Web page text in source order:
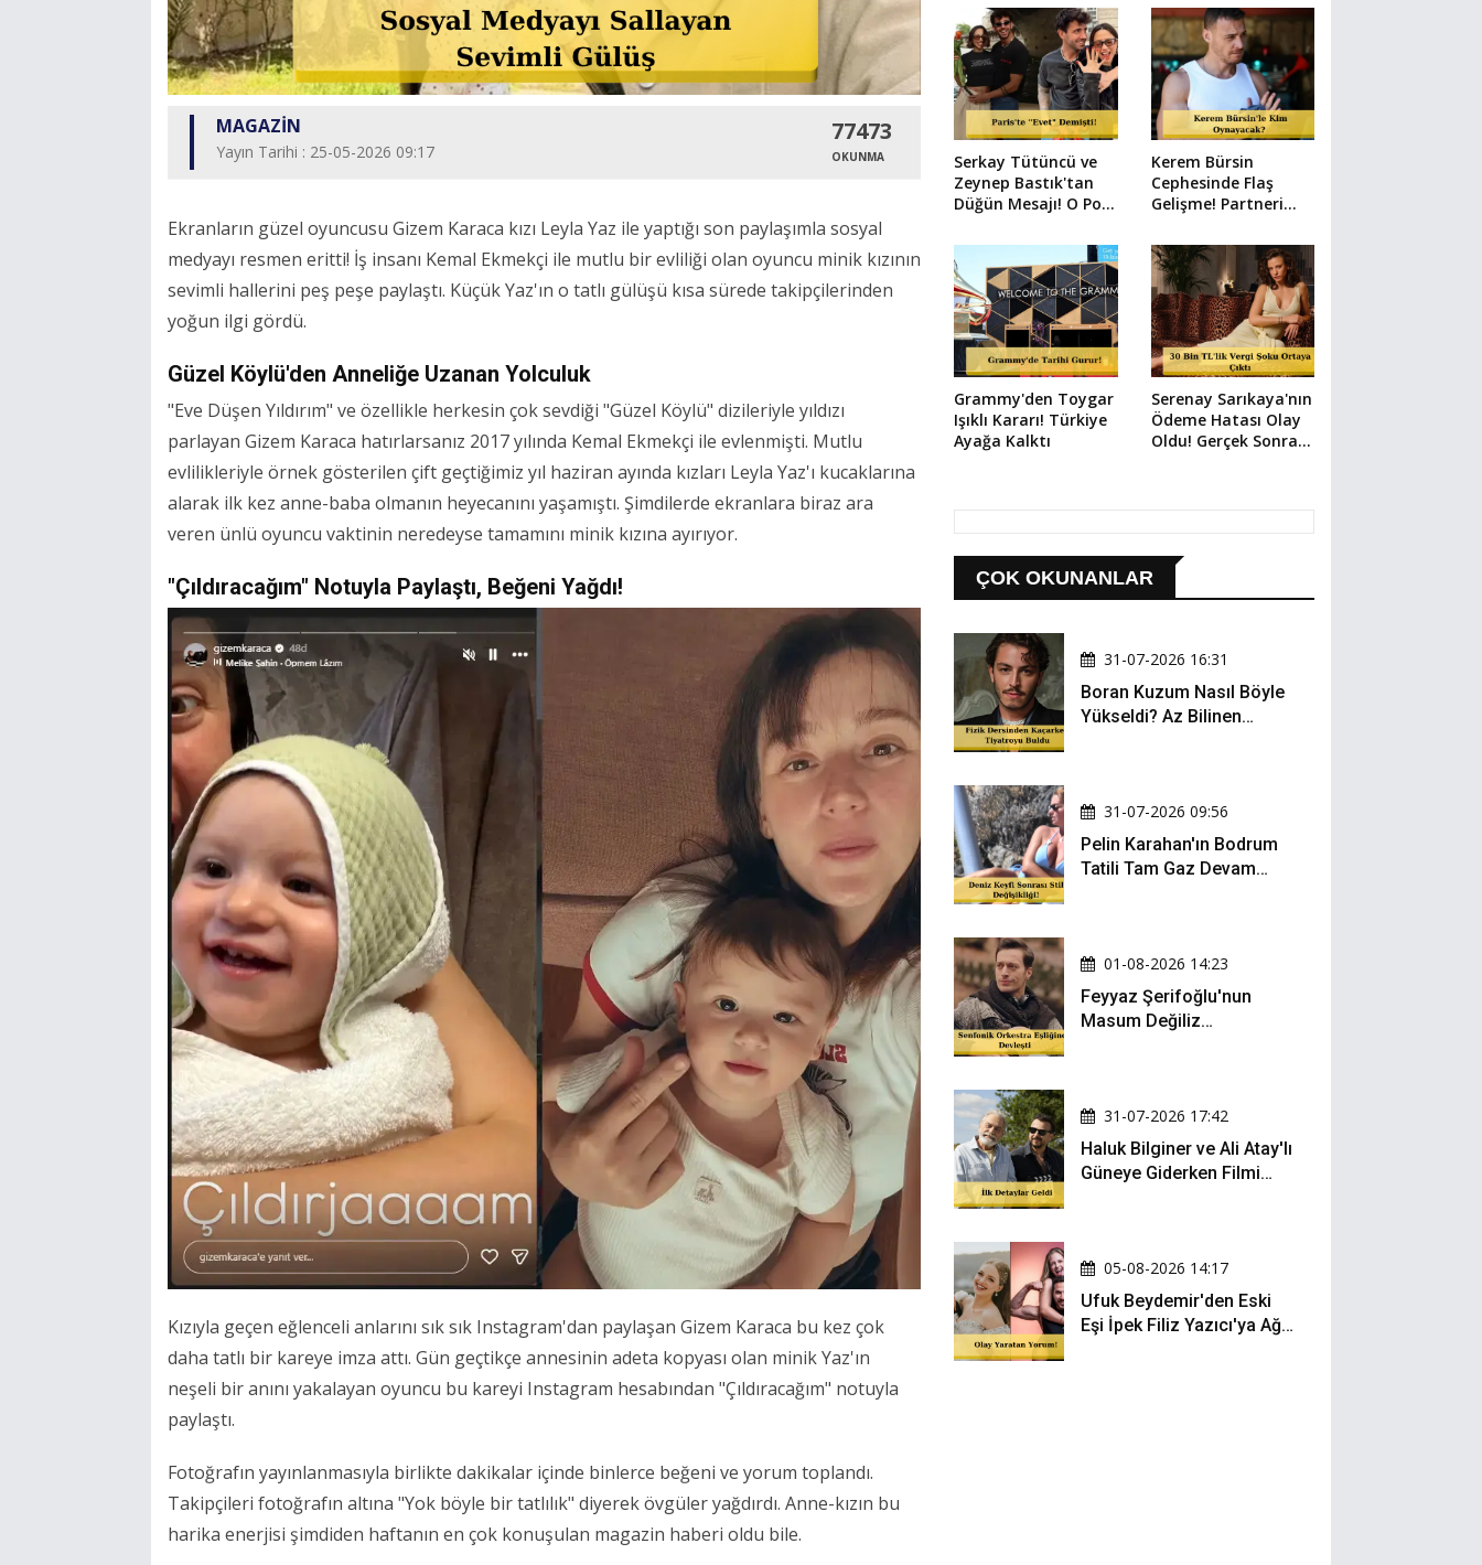
MAGAZİN
Yayın Tarihi : 25-05-2026 09:17
77473
OKUNMA
Ekranların güzel oyuncusu Gizem Karaca kızı Leyla Yaz ile yaptığı son paylaşımla sosyal
medyayı resmen eritti! İş insanı Kemal Ekmekçi ile mutlu bir evliliği olan oyuncu minik kızının
sevimli hallerini peş peşe paylaştı. Küçük Yaz'ın o tatlı gülüşü kısa sürede takipçilerinden
yoğun ilgi gördü.
Güzel Köylü'den Anneliğe Uzanan Yolculuk
"Eve Düşen Yıldırım" ve özellikle herkesin çok sevdiği "Güzel Köylü" dizileriyle yıldızı
parlayan Gizem Karaca hatırlarsanız 2017 yılında Kemal Ekmekçi ile evlenmişti. Mutlu
evlilikleriyle örnek gösterilen çift geçtiğimiz yıl haziran ayında kızları Leyla Yaz'ı kucaklarına
alarak ilk kez anne-baba olmanın heyecanını yaşamıştı. Şimdilerde ekranlara biraz ara
veren ünlü oyuncu vaktinin neredeyse tamamını minik kızına ayırıyor.
"Çıldıracağım" Notuyla Paylaştı, Beğeni Yağdı!
Kızıyla geçen eğlenceli anlarını sık sık Instagram'dan paylaşan Gizem Karaca bu kez çok
daha tatlı bir kareye imza attı. Gün geçtikçe annesinin adeta kopyası olan minik Yaz'ın
neşeli bir anını yakalayan oyuncu bu kareyi Instagram hesabından "Çıldıracağım" notuyla
paylaştı.
Fotoğrafın yayınlanmasıyla birlikte dakikalar içinde binlerce beğeni ve yorum toplandı.
Takipçileri fotoğrafın altına "Yok böyle bir tatlılık" diyerek övgüler yağdırdı. Anne-kızın bu
harika enerjisi şimdiden haftanın en çok konuşulan magazin haberi oldu bile.
Serkay Tütüncü ve
Zeynep Bastık'tan
Düğün Mesajı! O Poz
Kerem Bürsin
Cephesinde Flaş
Gelişme! Partneri
Grammy'den Toygar
Işıklı Kararı! Türkiye
Ayağa Kalktı
Serenay Sarıkaya'nın
Ödeme Hatası Olay
Oldu! Gerçek Sonra
ÇOK OKUNANLAR
31-07-2026 16:31
Boran Kuzum Nasıl Böyle
Yükseldi? Az Bilinen
31-07-2026 09:56
Pelin Karahan'ın Bodrum
Tatili Tam Gaz Devam
01-08-2026 14:23
Feyyaz Şerifoğlu'nun
Masum Değiliz
31-07-2026 17:42
Haluk Bilginer ve Ali Atay'lı
Güneye Giderken Filmi
05-08-2026 14:17
Ufuk Beydemir'den Eski
Eşi İpek Filiz Yazıcı'ya Ağır